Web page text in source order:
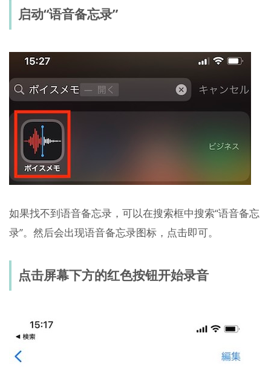
启动“语音备忘录”
如果找不到语音备忘录，可以在搜索框中搜索“语音备忘
录”。然后会出现语音备忘录图标，点击即可。
点击屏幕下方的红色按钮开始录音